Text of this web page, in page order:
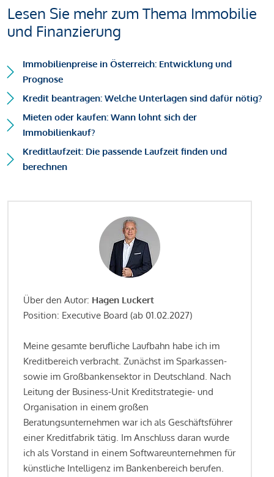
Lesen Sie mehr zum Thema Immobilie
und Finanzierung
Immobilienpreise in Österreich: Entwicklung und
Prognose
Kredit beantragen: Welche Unterlagen sind dafür nötig?
Mieten oder kaufen: Wann lohnt sich der
Immobilienkauf?
Kreditlaufzeit: Die passende Laufzeit finden und
berechnen
Über den Autor: Hagen Luckert
Position: Executive Board (ab 01.02.2027)
Meine gesamte berufliche Laufbahn habe ich im
Kreditbereich verbracht. Zunächst im Sparkassen-
sowie im Großbankensektor in Deutschland. Nach
Leitung der Business-Unit Kreditstrategie- und
Organisation in einem großen
Beratungsunternehmen war ich als Geschäftsführer
einer Kreditfabrik tätig. Im Anschluss daran wurde
ich als Vorstand in einem Softwareunternehmen für
künstliche Intelligenz im Bankenbereich berufen.